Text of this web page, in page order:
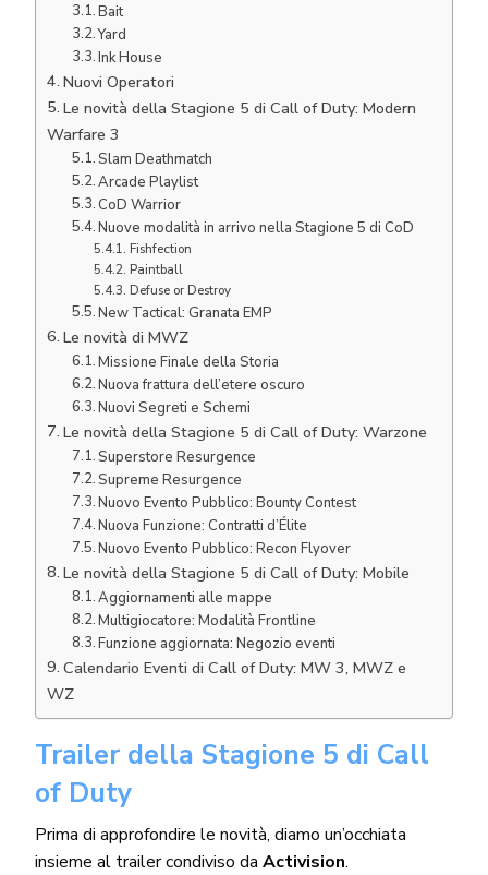
Bait
Yard
Ink House
Nuovi Operatori
Le novità della Stagione 5 di Call of Duty: Modern
Warfare 3
Slam Deathmatch
Arcade Playlist
CoD Warrior
Nuove modalità in arrivo nella Stagione 5 di CoD
Fishfection
Paintball
Defuse or Destroy
New Tactical: Granata EMP
Le novità di MWZ
Missione Finale della Storia
Nuova frattura dell’etere oscuro
Nuovi Segreti e Schemi
Le novità della Stagione 5 di Call of Duty: Warzone
Superstore Resurgence
Supreme Resurgence
Nuovo Evento Pubblico: Bounty Contest
Nuova Funzione: Contratti d’Élite
Nuovo Evento Pubblico: Recon Flyover
Le novità della Stagione 5 di Call of Duty: Mobile
Aggiornamenti alle mappe
Multigiocatore: Modalità Frontline
Funzione aggiornata: Negozio eventi
Calendario Eventi di Call of Duty: MW 3, MWZ e
WZ
Trailer della Stagione 5 di Call
of Duty
Prima di approfondire le novità, diamo un’occhiata
insieme al trailer condiviso daActivision.